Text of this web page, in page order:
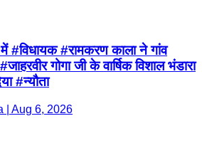
में #विधायक #रामकरण काला ने गांव
गोगा जी के वार्षिक विशाल भंडारा
#न्यौता
| Aug 6, 2026